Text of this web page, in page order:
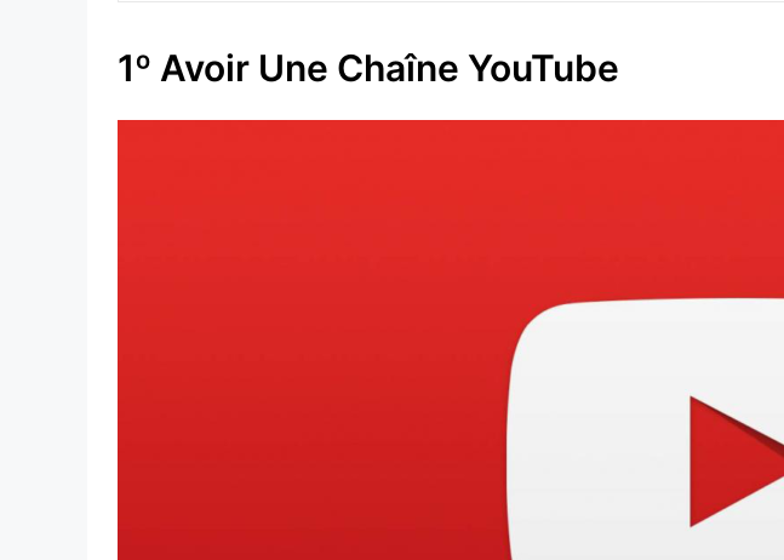
1º Avoir Une Chaîne YouTube